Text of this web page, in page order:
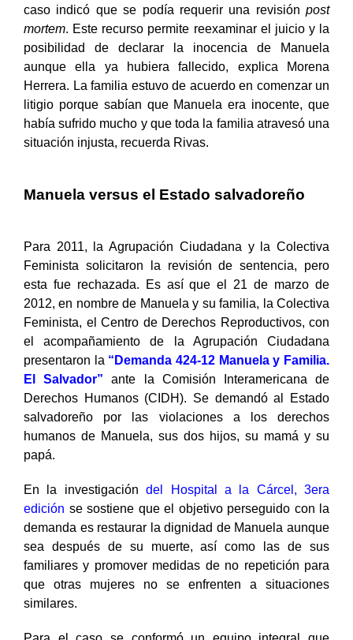
caso indicó que se podía requerir una revisiónpost
. Este recurso permite reexaminar el juicio y la
posibilidad de declarar la inocencia de Manuela
aunque ella ya hubiera fallecido, explica Morena
Herrera. La familia estuvo de acuerdo en comenzar un
litigio porque sabían que Manuela era inocente, que
había sufrido mucho y que toda la familia atravesó una
situación injusta, recuerda Rivas.
Manuela versus el Estado salvadoreño
Para 2011, la Agrupación Ciudadana y la Colectiva
Feminista solicitaron la revisión de sentencia, pero
esta fue rechazada. Es así que el 21 de marzo de
2012, en nombre de Manuela y su familia, la Colectiva
Feminista, el Centro de Derechos Reproductivos, con
el acompañamiento de la Agrupación Ciudadana
presentaron la
“Demanda 424-12 Manuela y Familia.
ante la Comisión Interamericana de
Derechos Humanos (CIDH). Se demandó al Estado
salvadoreño por las violaciones a los derechos
humanos de Manuela, sus dos hijos, su mamá y su
papá.
En la investigación
Hospital a la Cárcel, 3era
se sostiene que el objetivo perseguido con la
demanda es restaurar la dignidad de Manuela aunque
sea después de su muerte, así como las de sus
familiares y promover medidas de no repetición para
que otras mujeres no se enfrenten a situaciones